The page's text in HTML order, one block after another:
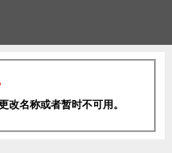
改名称或者暂时不可用。